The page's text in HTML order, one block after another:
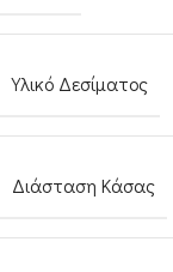
Υλικό Δεσίματος
Διάσταση Κάσας